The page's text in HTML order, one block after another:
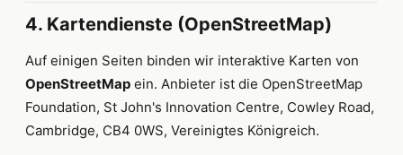
4. Kartendienste (OpenStreetMap)
Auf einigen Seiten binden wir interaktive Karten von
OpenStreetMap ein. Anbieter ist die OpenStreetMap
Foundation, St John's Innovation Centre, Cowley Road,
Cambridge, CB4 0WS, Vereinigtes Königreich.